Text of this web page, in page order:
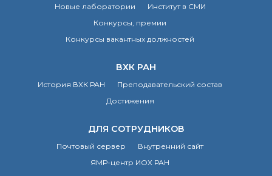
Новые лаборатории
Институт в СМИ
Конкурсы, премии
Конкурсы вакантных должностей
ВХК РАН
История ВХК РАН
Преподавательский состав
Достижения
ДЛЯ СОТРУДНИКОВ
Почтовый сервер
Внутренний сайт
ЯМР-центр ИОХ РАН